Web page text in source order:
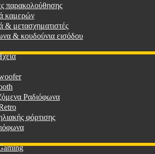
παρακολούθησης
καμερών
& μετασχηματιστές
& κουδούνια εισόδου
Ραδιόφωνα
φόρτισης